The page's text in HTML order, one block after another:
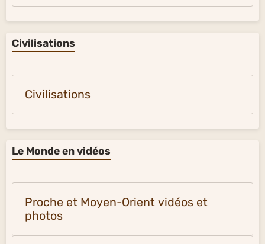
Civilisations
Civilisations
Le Monde en vidéos
Proche et Moyen-Orient vidéos et
photos